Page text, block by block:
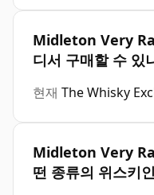
Midleton Very
디서 구매할 수 있
현재 The Whisky
Midleton Very
떤 종류의 위스키